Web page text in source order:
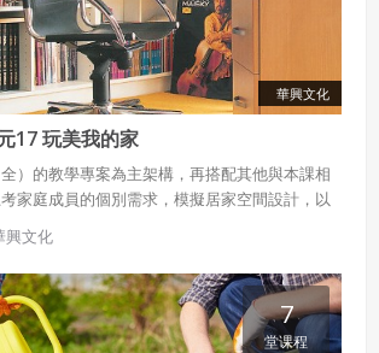
華興文化
17 玩美我的家
）的教學專案為主架構，再搭配其他與本課相
家庭成員的個別需求，模擬居家空間設計，以
興文化
7
堂课程